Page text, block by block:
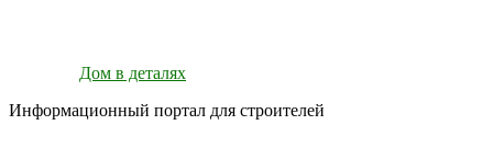
Дом в деталях
Информационный портал для строителей